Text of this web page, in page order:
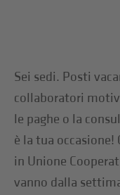
Sei sedi. Posti
collaboratori
le paghe o la
è la tua
in Unione
vanno dalla